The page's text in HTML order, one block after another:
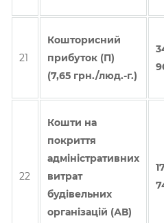
21
Кошторисний
прибуток (П)
(7,65 грн./люд.-г.)
22
Кошти на
покриття
адміністративних
витрат
будівельних
організацій (АВ)